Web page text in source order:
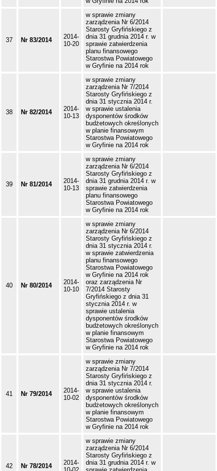
37 Nr 83/2014
2014-
10-20
w sprawie zmiany
zarządzenia Nr 6/2014
Starosty Gryfińskiego z
dnia 31 grudnia 2014 r. w
sprawie zatwierdzenia
planu finansowego
Starostwa Powiatowego
w Gryfinie na 2014 rok
38 Nr 82/2014
2014-
10-13
w sprawie zmiany
zarządzenia Nr 7/2014
Starosty Gryfińskiego z
dnia 31 stycznia 2014 r.
w sprawie ustalenia
dysponentów środków
budżetowych określonych
w planie finansowym
Starostwa Powiatowego
w Gryfinie na 2014 rok
39 Nr 81/2014
2014-
10-13
w sprawie zmiany
zarządzenia Nr 6/2014
Starosty Gryfińskiego z
dnia 31 grudnia 2014 r. w
sprawie zatwierdzenia
planu finansowego
Starostwa Powiatowego
w Gryfinie na 2014 rok
40 Nr 80/2014
2014-
10-10
w sprawie zmiany
zarządzenia Nr 6/2014
Starosty Gryfińskiego z
dnia 31 stycznia 2014 r.
w sprawie zatwierdzenia
planu finansowego
Starostwa Powiatowego
w Gryfinie na 2014 rok
oraz zarządzenia Nr
7/2014 Starosty
Gryfińskiego z dnia 31
stycznia 2014 r. w
sprawie ustalenia
dysponentów środków
budżetowych określonych
w planie finansowym
Starostwa Powiatowego
w Gryfinie na 2014 rok
41 Nr 79/2014
2014-
10-02
w sprawie zmiany
zarządzenia Nr 7/2014
Starosty Gryfińskiego z
dnia 31 stycznia 2014 r.
w sprawie ustalenia
dysponentów środków
budżetowych określonych
w planie finansowym
Starostwa Powiatowego
w Gryfinie na 2014 rok
42 Nr 78/2014
2014-
w sprawie zmiany
zarządzenia Nr 6/2014
Starosty Gryfińskiego z
dnia 31 grudnia 2014 r. w